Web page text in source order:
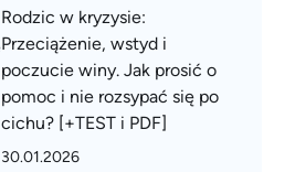
Rodzic w kryzysie:
Przeciążenie, wstyd i
poczucie winy. Jak prosić o
pomoc i nie rozsypać się po
cichu? [+TEST i PDF]
30.01.2026